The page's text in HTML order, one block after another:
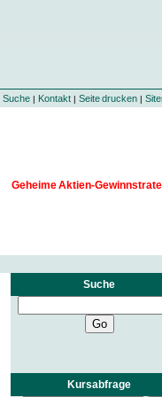
Suche| Kontakt| Seite drucken |
Geheime Aktien-
Suche
Kursabfrage